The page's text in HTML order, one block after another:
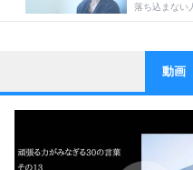
落ち込まない
1
ストレス対策
他人と比
いっその
いらいらし
動画